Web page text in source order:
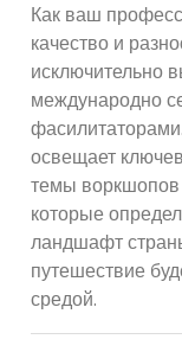
Как ваш
качество и
исключительно
международно
освещает
темы воркшопов
которые
ландшафт
путешествие
средой.